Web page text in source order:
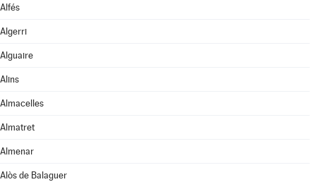
Alfés
Algerri
Alguaire
Alins
Almacelles
Almatret
Almenar
Alòs de Balaguer